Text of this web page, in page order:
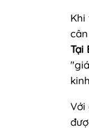
Khi
Tại
Với